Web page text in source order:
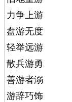
力争上游
盘游无度
轻举远游
散兵游勇
善游者溺
游辞巧饰